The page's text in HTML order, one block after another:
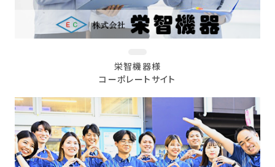
栄智機器様
コーポレートサイト